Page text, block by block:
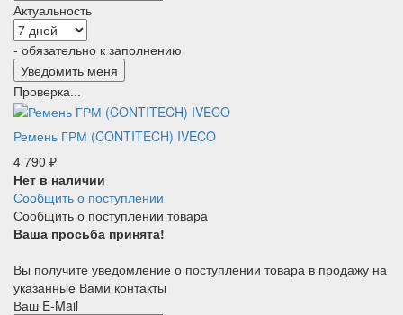
Актуальность
- обязательно к заполнению
Проверка...
Ремень ГРМ (CONTITECH) IVECO
4 790 ₽
Нет в наличии
Сообщить о поступлении
Сообщить о поступлении товара
Ваша просьба принята!
Вы получите уведомление о поступлении товара в продажу на
указанные Вами контакты
Ваш E-Mail